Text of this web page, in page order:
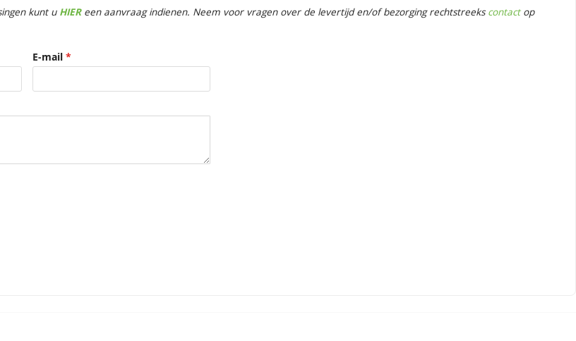
kunt u HIEReen aanvraag indienen. Neem voor vragen over de levertijd en/of bezorging rechtstreekscontactop
E-mail